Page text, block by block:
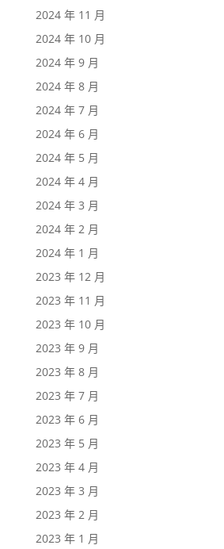
2024 年 11 月
2024 年 10 月
2024 年 9 月
2024 年 8 月
2024 年 7 月
2024 年 6 月
2024 年 5 月
2024 年 4 月
2024 年 3 月
2024 年 2 月
2024 年 1 月
2023 年 12 月
2023 年 11 月
2023 年 10 月
2023 年 9 月
2023 年 8 月
2023 年 7 月
2023 年 6 月
2023 年 5 月
2023 年 4 月
2023 年 3 月
2023 年 2 月
2023 年 1 月